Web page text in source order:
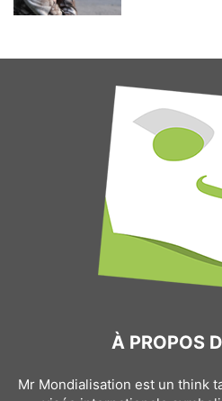
À PROPOS
Mr Mondialisation est un think